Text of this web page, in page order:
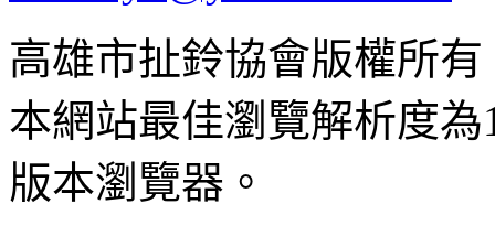
高雄市扯鈴協會版權所
本網站最佳瀏覽解析度
版本瀏覽器。